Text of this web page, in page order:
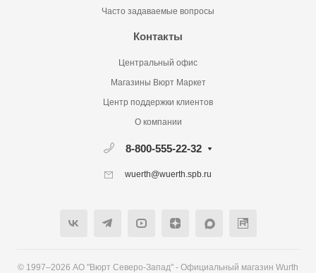
Часто задаваемые вопросы
Контакты
Центральный офис
Магазины Вюрт Маркет
Центр поддержки клиентов
О компании
8-800-555-22-32
wuerth@wuerth.spb.ru
© 1997–2026 АО "Вюрт Северо-Запад" - Официальный магазин Wurth